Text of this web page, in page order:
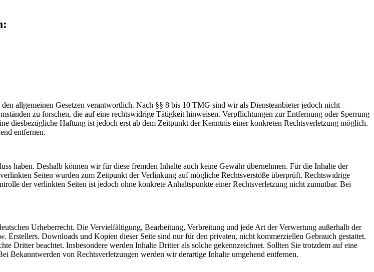
allgemeinen Gesetzen verantwortlich. Nach §§ 8 bis 10 TMG sind wir als Diensteanbieter jedoch nicht
zu forschen, die auf eine rechtswidrige Tätigkeit hinweisen. Verpflichtungen zur Entfernung oder Sperrung
diesbezügliche Haftung ist jedoch erst ab dem Zeitpunkt der Kenntnis einer konkreten Rechtsverletzung möglich.
entfernen.
haben. Deshalb können wir für diese fremden Inhalte auch keine Gewähr übernehmen. Für die Inhalte der
Seiten wurden zum Zeitpunkt der Verlinkung auf mögliche Rechtsverstöße überprüft. Rechtswidrige
der verlinkten Seiten ist jedoch ohne konkrete Anhaltspunkte einer Rechtsverletzung nicht zumutbar. Bei
Urheberrecht. Die Vervielfältigung, Bearbeitung, Verbreitung und jede Art der Verwertung außerhalb der
Downloads und Kopien dieser Seite sind nur für den privaten, nicht kommerziellen Gebrauch gestattet.
Dritter beachtet. Insbesondere werden Inhalte Dritter als solche gekennzeichnet. Sollten Sie trotzdem auf eine
Bekanntwerden von Rechtsverletzungen werden wir derartige Inhalte umgehend entfernen.